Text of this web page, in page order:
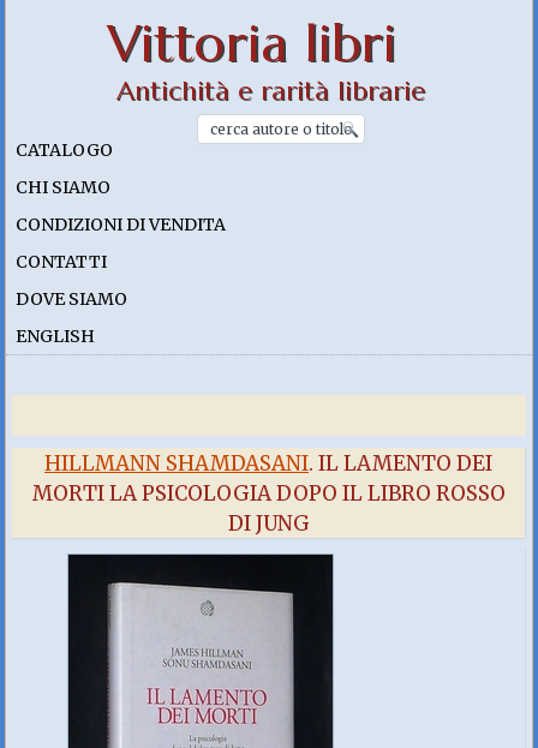
Vittoria libri
Antichità e rarità librarie
CATALOGO
CHI SIAMO
CONDIZIONI DI VENDITA
CONTATTI
DOVE SIAMO
ENGLISH
HILLMANN SHAMDASANI. IL LAMENTO DEI
MORTI LA PSICOLOGIA DOPO IL LIBRO ROSSO
DI JUNG